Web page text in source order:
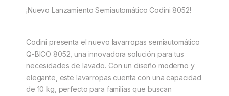
¡Nuevo Lanzamiento Semiautomático Codini 8052!
Codini presenta el nuevo lavarropas semiautomático
Q-BICO 8052, una innovadora solución para tus
necesidades de lavado. Con un diseño moderno y
elegante, este lavarropas cuenta con una capacidad
de 10 kg, perfecto para familias que buscan